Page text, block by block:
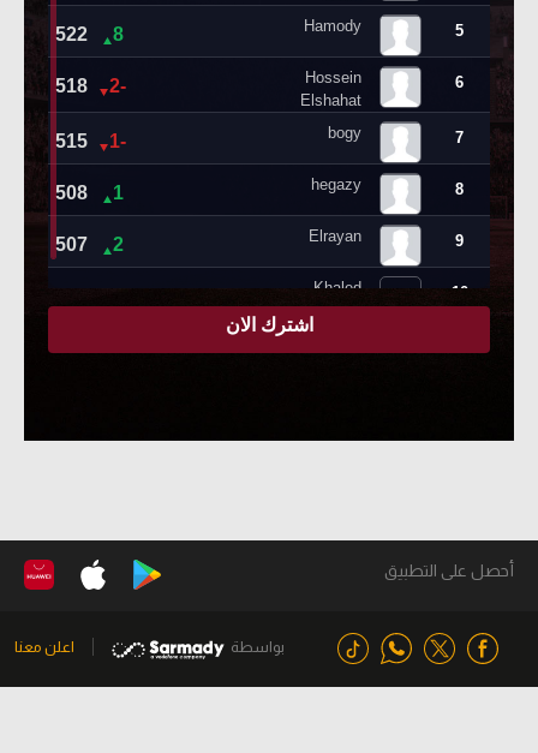
أحصل على التطبيق
بواسطة اعلن معنا